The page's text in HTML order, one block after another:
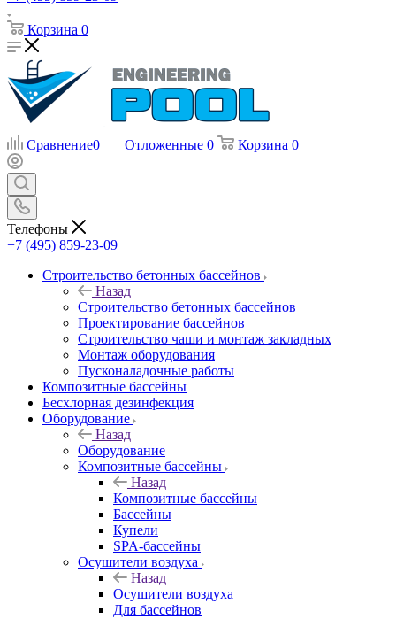
Корзина 0
Сравнение0 Отложенные 0 Корзина 0
Телефоны
+7 (495) 859-23-09
Строительство бетонных бассейнов
Назад
Строительство бетонных бассейнов
Проектирование бассейнов
Строительство чаши и монтаж закладных
Монтаж оборудования
Пусконаладочные работы
Композитные бассейны
Бесхлорная дезинфекция
Оборудование
Назад
Оборудование
Композитные бассейны
Назад
Композитные бассейны
Бассейны
Купели
SPA-бассейны
Осушители воздуха
Назад
Осушители воздуха
Для бассейнов